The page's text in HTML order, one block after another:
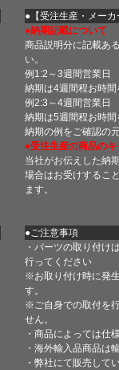
●【受注生産・メーカ
●納期記載について
商品説明分に記載あ
い。
例1:2～3週間営業日
納期は4週間程お時
例2:3～4週間営業日
納期は5週間程お時間
納期の例をご確認の
●受注生産の商品の
当社がお伝えした納
場合はお受けするこ
ます。
●ご注意事項
・パーツの取り付け
行ってください
※お取り付け時に発
す。
※ご自身での取付を
せん。
・商品によっては仕
・海外輸入品商品は
・弊社にて販売して